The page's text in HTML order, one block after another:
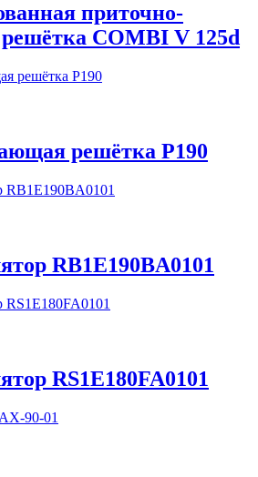
приточно-
COMBI V 125d
решётка P190
RB1E190BA0101
RS1E180FA0101